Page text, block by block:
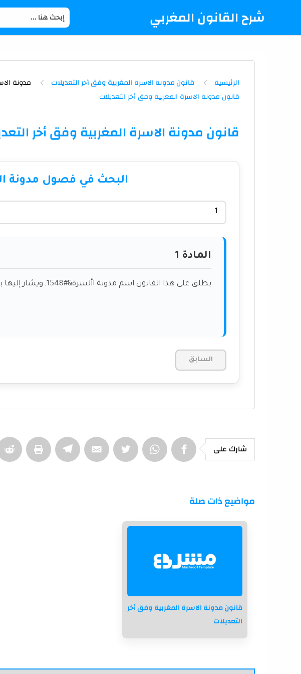
شرح القانون المغربي
الرئيسية قانون مدونة الاسرة المغربية وفق أخر التعديلات مدونة
قانون مدونة الاسرة المغربية وفق أخر
البحث في فصول مدونة
المادة 1
يطلق على هذا القانون اسم مدونة األسرة&#1548; ويشار إليها بعده باسم المدونة.
السابق
شارك على
مواضيع ذات صلة
قانون مدونة الاسرة المغربية وفق أخر
التعديلات